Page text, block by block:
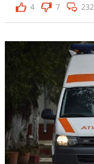
4
7 232